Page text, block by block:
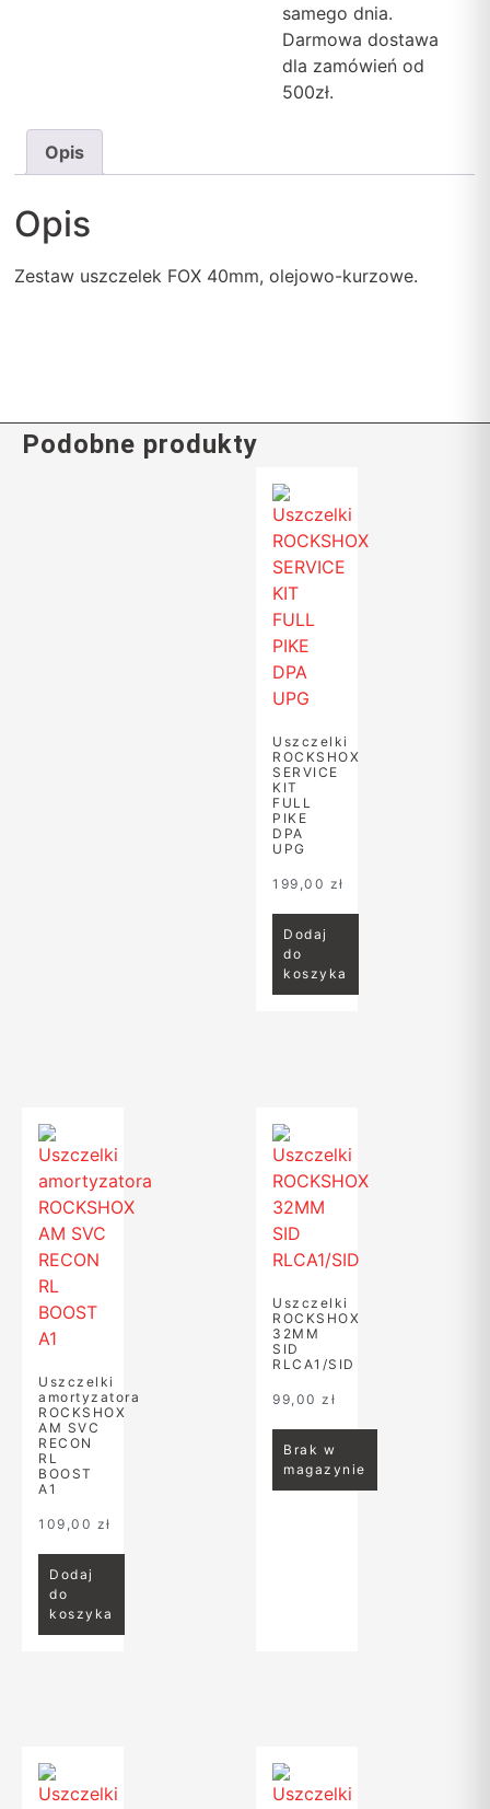
samego dnia.
Darmowa dostawa
dla zamówień od
500zł.
Opis
Opis
Zestaw uszczelek FOX 40mm, olejowo-kurzowe.
Podobne produkty
Uszczelki
ROCKSHOX
SERVICE
KIT
FULL
PIKE
DPA
UPG
199,00 zł
Dodaj
do
koszyka
Uszczelki
amortyzatora
ROCKSHOX
AM SVC
RECON
RL
BOOST
A1
109,00 zł
Dodaj
do
koszyka
Uszczelki
ROCKSHOX
32MM
SID
RLCA1/SID
99,00 zł
Brak w
magazynie